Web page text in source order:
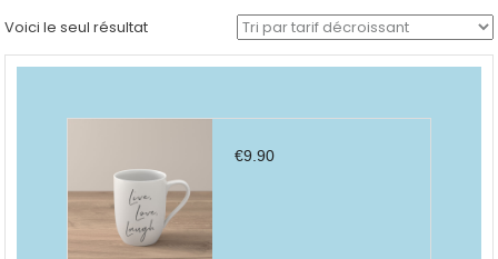
Voici le seul résultat
€9.90